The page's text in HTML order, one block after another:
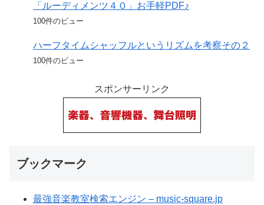
「ルーディメンツ４０」お手軽PDF♪
100件のビュー
ハーフタイムシャッフルというリズムを考察その２
100件のビュー
スポンサーリンク
ブックマーク
最強音楽教室検索エンジン – music-square.jp